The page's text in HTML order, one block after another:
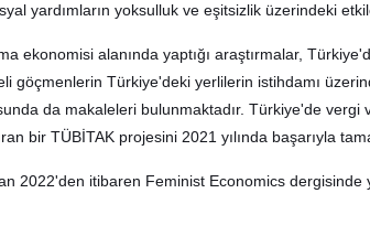
yardımların yoksulluk ve eşitsizlik üzerindeki
ekonomisi alanında yaptığı araştırmalar,
göçmenlerin Türkiye'deki yerlilerin istihdamı
da makaleleri bulunmaktadır. Türkiye'de vergi
bir TÜBİTAK projesini 2021 yılında başarıyla
2022'den itibaren Feminist Economics dergisinde